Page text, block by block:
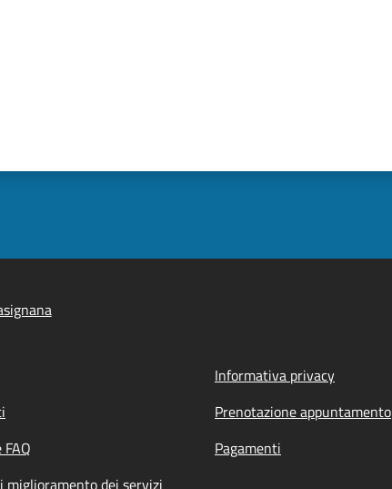
Informativa privacy
Prenotazione appuntamento
Pagamenti
miglioramento dei servizi